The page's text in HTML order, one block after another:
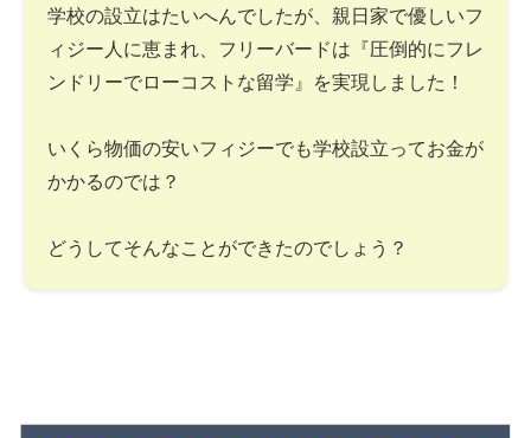
学校の設立はたいへんでしたが、親日家で優しいフ
ィジー人に恵まれ、フリーバードは『圧倒的にフレ
ンドリーでローコストな留学』を実現しました！
いくら物価の安いフィジーでも学校設立ってお金が
かかるのでは？
どうしてそんなことができたのでしょう？